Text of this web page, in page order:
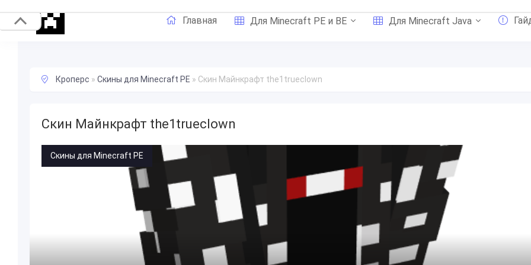
Главная Для Minecraft PE и BE Для Minecraft Java
Кроперс » Скины для Minecraft PE » Скин Майнкрафт the1trueclown
Скин Майнкрафт the1trueclown
Скины для Minecraft PE